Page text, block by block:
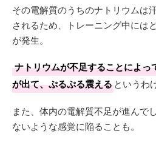
その電解質のうちのナトリウムは
されるため、トレーニング中には
が発生。
ナトリウムが不足することによっ
が出て、ぷるぷる震えるというわ
また、体内の電解質不足が進んで
ないような感覚に陥ることも。